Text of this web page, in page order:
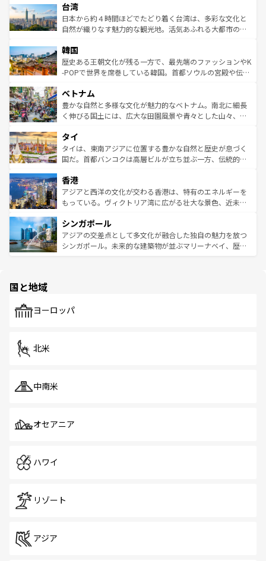
ならではの贅沢な旅のスタイルだ。 なお、新着のアメリカ
情報はコンテンツ一覧を参照してほしい。
れるおもてなしの心で訪れる人々を迎えてくれるハワイの
人々、おいしいローカルフードやハワイアンミュージッ
ク、伝統的なフラダンスなど、すべてがハワイの魅力を彩
ワイを、存分に味わってほしい。 なお、新着のハワイ情報
はコンテンツ一覧を参照してほしい。
リアリーフや大陸中央部にそびえるウルル（エアーズロッ
ク）、タスマニアの美しい原生林やケアンズの熱帯雨林な
ど、見どころがたくさん。また、カフェやワイン、オージ
いる。アクティビティも充実しており、サーフィンやダイ
ビング、ハイキングなど、アウトドア好きにはたまらな
い。オーストラリアの多彩な魅力を存分に味わいつくそ
参照してほしい。
台湾
日本から約４時間ほどでたどり着く台湾は、多彩な文化と
自然が織りなす魅力的な観光地。活気あふれる大都市の台
ン）、静ひつな山岳地帯である台湾東部など、都市の喧騒
と山間の静けさが共存しており、訪れる人に新しい発見と
驚きをもたらしてくれる。また、奥深い台湾の食文化も魅
容にもいいと評判のスイーツなど、バラエティ豊かな料理
が味わえる。 なお、新着の台湾情報は コンテンツ一覧を参
照してほしい。
韓国
歴史ある王朝文化が残る一方で、最先端のファッションやK
-POPで世界を席巻している韓国。首都ソウルの宮殿や伝統
き、地方に足を延ばせば四季折々の自然美を楽しむことが
できる。そして、キムチや焼肉、絶品のストリートフード
まで、さまざまな韓国料理が待っている。夜には、韓国な
リティに包まれながら、韓国の多彩な魅力を心ゆくまで味
わってみてほしい。 なお、新着の韓国情報はコンテンツ一
覧を参照してほしい。
ベトナム
豊かな自然と多様な文化が魅力的なベトナム。南北に細長
く伸びる国土には、広大な田園風景や青々とした山々、世
急速な発展と共に伝統が息づく。ハノイの古い町並みやホ
ーチミン市のフランス統治時代の建物も、独特の雰囲気を
醸し出している。また、バラエティの豊かさとおいしさで
とつ。フォーやバインミー、ベトナムコーヒーなどは、ぜ
ひ現地で味わいたい。どの地域を訪れてもあたたかい人々
が旅行者を迎えてくれるので、きっと忘れられない旅にな
参照してほしい。
タイ
タイは、東南アジアに位置する豊かな自然と歴史が息づく
国だ。首都バンコクは高層ビルが立ち並ぶ一方、伝統的な
の活気が交差している。北部ではチェンマイなどの山岳地
帯で自然と触れ合い、南部ではプーケットやクラビの美し
いビーチでリゾート気分を楽しむことができる。タイ料理
激する。気候は一年中温暖で、どの季節にも異なる楽しみ
が待っている。親しみやすいタイの人々、仏教を中心とし
た文化、そして多様な観光資源が、訪れる旅人を魅了し続
香港
アジアと西洋の文化が交わる香港は、特有のエネルギーを
もっている。ヴィクトリア湾に広がる壮大な景色、近未来
み、どこを訪れても感動するはず。観光スポットが密集し
ており、効率よく見どころを回れるのも魅力。息をのむよ
うな絶景から文化的な体験まで、香港を存分に楽しみ尽く
シンガポール
アジアの交差点として多文化が融合した独自の魅力を放つ
シンガポール。未来的な建築物が並ぶマリーナベイ、歴史
で、ホーカーズは地元の風情を楽しめる外せないスポット
国と地域
ヨーロッパ
北米
中南米
オセアニア
ハワイ
リゾート
アジア